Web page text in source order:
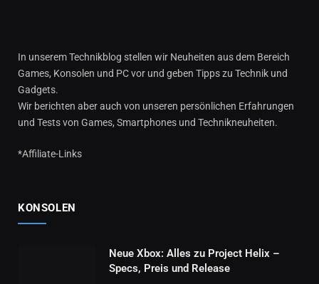
In unserem Technikblog stellen wir Neuheiten aus dem Bereich
Games, Konsolen und PC vor und geben Tipps zu Technik und
Gadgets.
Wir berichten aber auch von unseren persönlichen Erfahrungen
und Tests von Games, Smartphones und Technikneuheiten.
*Affiliate-Links
KONSOLEN
Neue Xbox: Alles zu Project Helix –
Specs, Preis und Release